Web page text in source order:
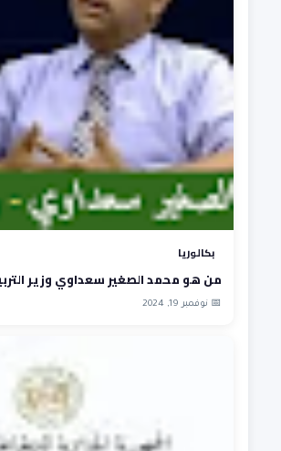
بكالوريا
من هو محمد الصغير سعداوي وزير
📅 نوفمبر 19, 2024